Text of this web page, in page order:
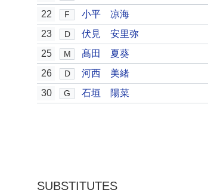
22
F 小平 凉海
23 D 伏見 安里弥
25 M
髙田 夏葵
26
D 河西 美緒
30 G 石垣 陽菜
SUBSTITUTES